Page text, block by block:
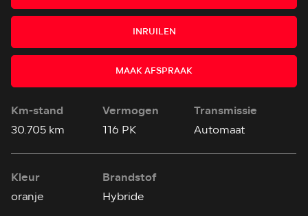
INRUILEN
MAAK AFSPRAAK
Km-stand
30.705 km
Vermogen
116 PK
Transmissie
Automaat
Kleur
oranje
Brandstof
Hybride